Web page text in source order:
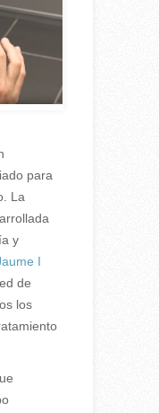
para
La
y
I
de
los